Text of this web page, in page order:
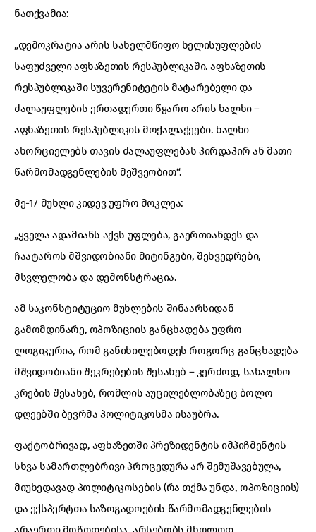
ნათქვამია:
„დემოკრატია არის სახელმწიფო ხელისუფლების
საფუძველი აფხაზეთის რესპუბლიკაში. აფხაზეთის
რესპუბლიკაში სუვერენიტეტის მატარებელი და
ძალაუფლების ერთადერთი წყარო არის ხალხი –
აფხაზეთის რესპუბლიკის მოქალაქეები. ხალხი
ახორციელებს თავის ძალაუფლებას პირდაპირ ან მათი
წარმომადგენლების მეშვეობით“.
მე-17 მუხლი კიდევ უფრო მოკლეა:
„ყველა ადამიანს აქვს უფლება, გაერთიანდეს და
ჩაატაროს მშვიდობიანი მიტინგები, შეხვედრები,
მსვლელობა და დემონსტრაცია.
ამ საკონსტიტუციო მუხლების შინაარსიდან
გამომდინარე, ოპოზიციის განცხადება უფრო
ლოგიკურია, რომ განიხილებოდეს როგორც განცხადება
მშვიდობიანი შეკრებების შესახებ – კერძოდ, სახალხო
კრების შესახებ, რომლის აუცილებლობაზეც ბოლო
დღეებში ბევრმა პოლიტიკოსმა ისაუბრა.
ფაქტობრივად, აფხაზეთში პრეზიდენტის იმპიჩმენტის
სხვა სამართლებრივი პროცედურა არ შემუშავებულა,
მიუხედავად პოლიტიკოსების (რა თქმა უნდა, ოპოზიციის)
და ექსპერტთა საზოგადოების წარმომადგენლების